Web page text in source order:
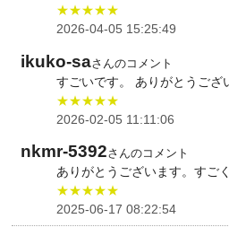
★★★★★
2026-04-05 15:25:49
ikuko-saさんのコメント
すごいです。 ありがとうござ
★★★★★
2026-02-05 11:11:06
nkmr-5392さんのコメント
ありがとうございます。すご
★★★★★
2025-06-17 08:22:54